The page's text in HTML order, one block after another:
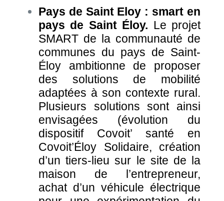
Pays de Saint Eloy : smart en
pays de Saint Éloy. Le projet
SMART de la communauté de
communes du pays de Saint-
Éloy ambitionne de proposer
des solutions de mobilité
adaptées à son contexte rural.
Plusieurs solutions sont ainsi
envisagées (évolution du
dispositif Covoit’ santé en
Covoit’Éloy Solidaire, création
d’un tiers-lieu sur le site de la
maison de l’entrepreneur,
achat d’un véhicule électrique